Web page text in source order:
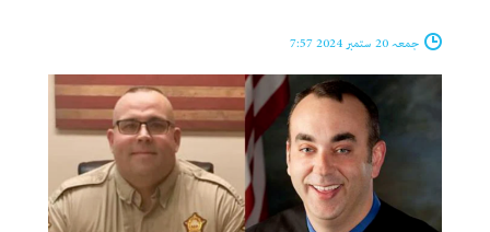
جمعہ 20 ستمبر 2024 7:57